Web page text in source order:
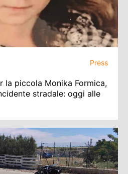
Press
la piccola Monika Formica,
stradale: oggi alle